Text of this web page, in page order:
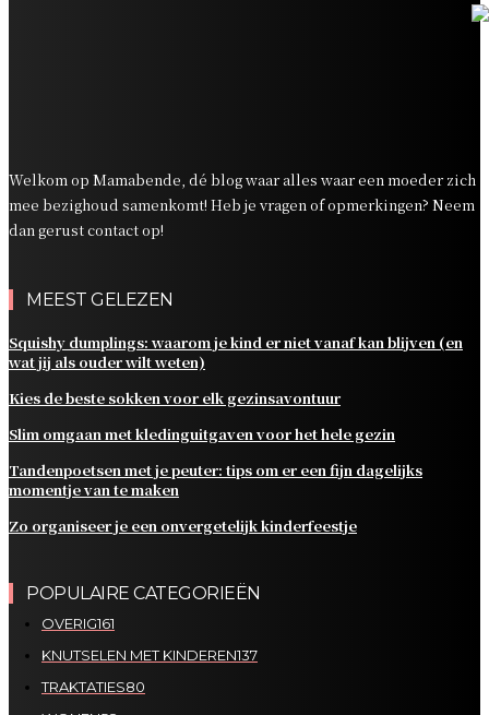
Welkom op Mamabende, dé blog waar alles waar een moeder zich
mee bezighoud samenkomt! Heb je vragen of opmerkingen? Neem
dan gerust contact op!
MEEST GELEZEN
Squishy dumplings: waarom je kind er niet vanaf kan blijven (en
wat jij als ouder wilt weten)
Kies de beste sokken voor elk gezinsavontuur
Slim omgaan met kledinguitgaven voor het hele gezin
Tandenpoetsen met je peuter: tips om er een fijn dagelijks
momentje van te maken
Zo organiseer je een onvergetelijk kinderfeestje
POPULAIRE CATEGORIEËN
OVERIG161
KNUTSELEN MET KINDEREN137
TRAKTATIES80